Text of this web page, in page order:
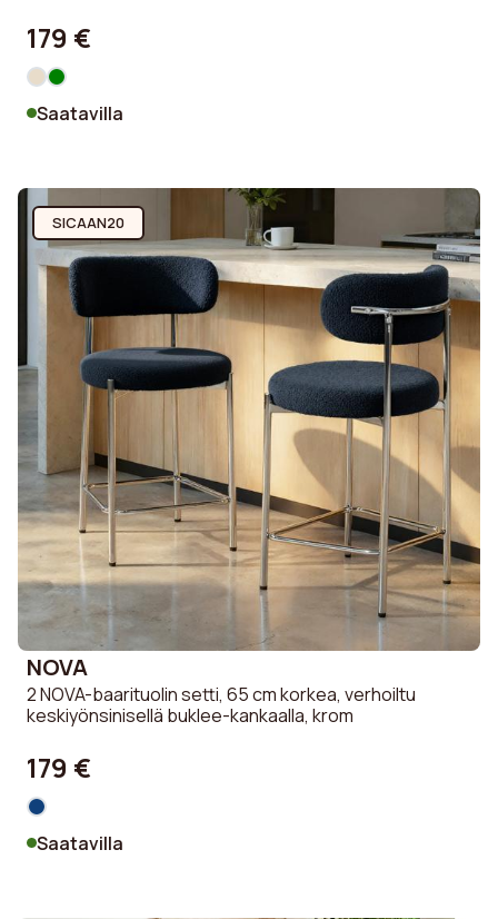
179 €
Saatavilla
SICAAN20
NOVA
2 NOVA-baarituolin setti, 65 cm korkea, verhoiltu
keskiyönsinisellä buklee-kankaalla, krom
179 €
Saatavilla